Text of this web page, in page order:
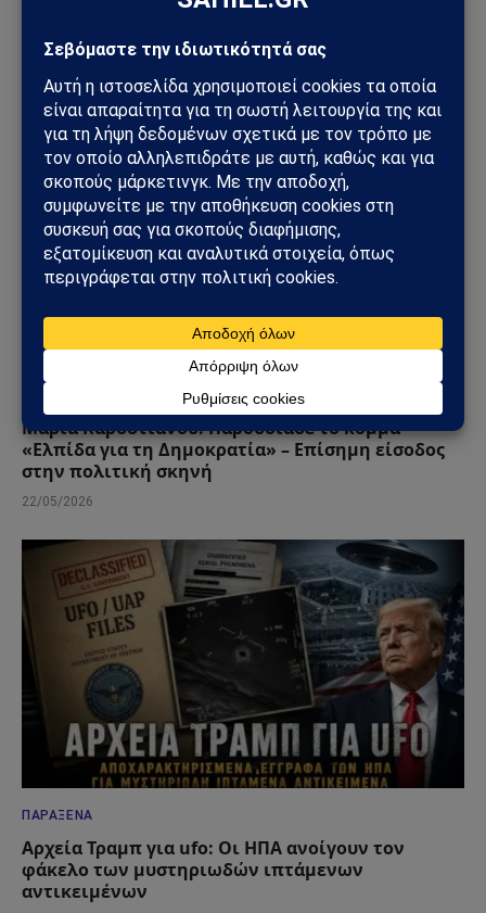
Το Μπέλφαστ φλέγεται: Βίαιες ταραχές μετά από
στις φλόγες
10/06/2026
Μαρία Καρυστιανού: Παρουσίασε το κόμμα
«Ελπίδα για τη Δημοκρατία» – Επίσημη είσοδος
στην πολιτική σκηνή
22/05/2026
ΠΑΡΆΞΕΝΑ
Αρχεία Τραμπ για ufo: Οι ΗΠΑ ανοίγουν τον
φάκελο των μυστηριωδών ιπτάμενων
αντικειμένων